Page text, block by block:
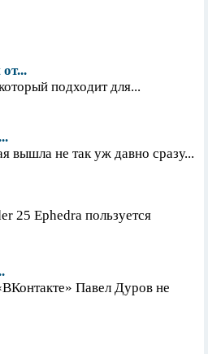
подходит для...
вышла не так уж давно сразу...
25 Ephedra пользуется
Павел Дуров не